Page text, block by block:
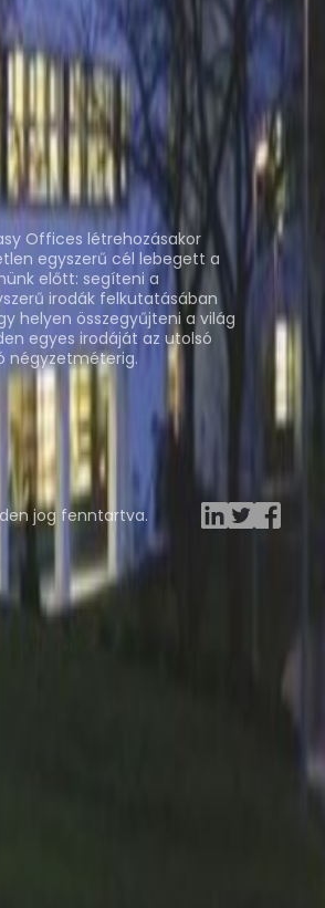
Irodahelyiség
MiskolcKözösségi Iroda
Offices létrehozásakor
egyszerű cél lebegett a
előtt: segíteni a
irodák felkutatásában
helyen összegyűjteni a világ
egyes irodáját az utolsó
négyzetméterig.
megtekintése
Virtual
jog fenntartva.